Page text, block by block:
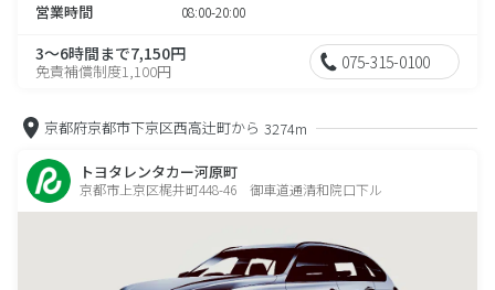
営業時間 08:00-20:00
3～6時間まで7,150円
免責補償制度1,100円 075-315-0100
京都府京都市下京区西高辻町から 3274m
トヨタレンタカー河原町
京都市上京区梶井町448-46 御車道通清和院口下ル